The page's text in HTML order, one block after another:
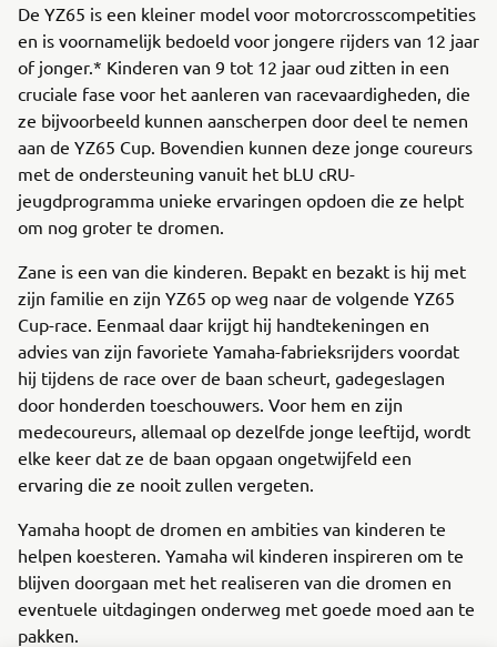
De YZ65 is een kleiner model voor motorcrosscompetities
en is voornamelijk bedoeld voor jongere rijders van 12 jaar
of jonger.* Kinderen van 9 tot 12 jaar oud zitten in een
cruciale fase voor het aanleren van racevaardigheden, die
ze bijvoorbeeld kunnen aanscherpen door deel te nemen
aan de YZ65 Cup. Bovendien kunnen deze jonge coureurs
met de ondersteuning vanuit het bLU cRU-
jeugdprogramma unieke ervaringen opdoen die ze helpt
om nog groter te dromen.
Zane is een van die kinderen. Bepakt en bezakt is hij met
zijn familie en zijn YZ65 op weg naar de volgende YZ65
Cup-race. Eenmaal daar krijgt hij handtekeningen en
advies van zijn favoriete Yamaha-fabrieksrijders voordat
hij tijdens de race over de baan scheurt, gadegeslagen
door honderden toeschouwers. Voor hem en zijn
medecoureurs, allemaal op dezelfde jonge leeftijd, wordt
elke keer dat ze de baan opgaan ongetwijfeld een
ervaring die ze nooit zullen vergeten.
Yamaha hoopt de dromen en ambities van kinderen te
helpen koesteren. Yamaha wil kinderen inspireren om te
blijven doorgaan met het realiseren van die dromen en
eventuele uitdagingen onderweg met goede moed aan te
pakken.